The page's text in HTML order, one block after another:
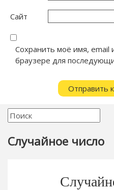
Сайт
Сохранить моё имя, email
браузере для
Случайное число